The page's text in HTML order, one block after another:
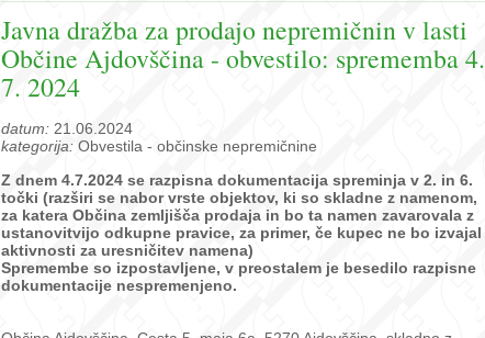
Javna dražba za prodajo nepremičnin v lasti
Občine Ajdovščina - obvestilo: sprememba 4.
7. 2024
datum: 21.06.2024
kategorija: Obvestila - občinske nepremičnine
Z dnem 4.7.2024 se razpisna dokumentacija spreminja v 2. in 6.
točki (razširi se nabor vrste objektov, ki so skladne z namenom,
za katera Občina zemljišča prodaja in bo ta namen zavarovala z
ustanovitvijo odkupne pravice, za primer, če kupec ne bo izvajal
aktivnosti za uresničitev namena)
Spremembe so izpostavljene, v preostalem je besedilo razpisne
dokumentacije nespremenjeno.